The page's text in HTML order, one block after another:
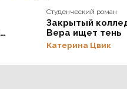
Студенческий роман
Закрытый
Вера ищет тень
Катерина Цвик